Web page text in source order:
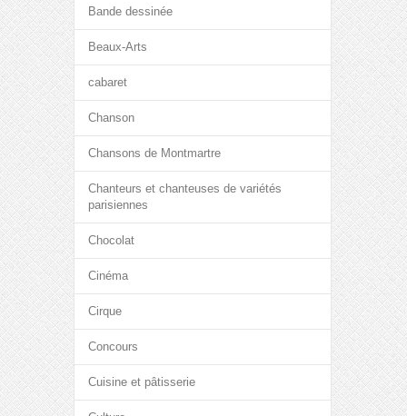
Bande dessinée
Beaux-Arts
cabaret
Chanson
Chansons de Montmartre
Chanteurs et chanteuses de variétés
parisiennes
Chocolat
Cinéma
Cirque
Concours
Cuisine et pâtisserie